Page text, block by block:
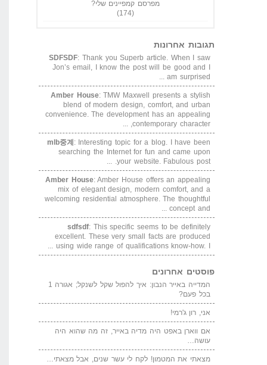
מפרסם קמפיינים שלי?
(174)
תגובות אחרונות
SDFSDF: Thank you Superb article. When I saw
Jon’s email, I know the post will be good and I
am surprised ...
Amber House: TMW Maxwell presents a stylish
blend of modern design, comfort, and urban
convenience. The development has an appealing
contemporary character, ...
mlb중계 : Interesting topic for a blog. I have been
searching the Internet for fun and came upon
your website. Fabulous post. ...
Amber House: Amber House offers an appealing
mix of elegant design, modern comfort, and a
welcoming residential atmosphere. The thoughtful
concept and ...
sdfsdf: This specific seems to be definitely
excellent. These very small facts are produced
using wide range of qualifications know-how. I ...
פוסטים אחרונים
המדייה באייר הנבון: איך להפול שקל לשנקל; אגורה 1
בכל פעם?
אני, רון ג'רמי!
אם ווארן באפט היה מדיה באייר, זה מה שהוא היה
עושה…
מצאתי את המטמון! לקח לי עשר שנים, אבל מצאתי…